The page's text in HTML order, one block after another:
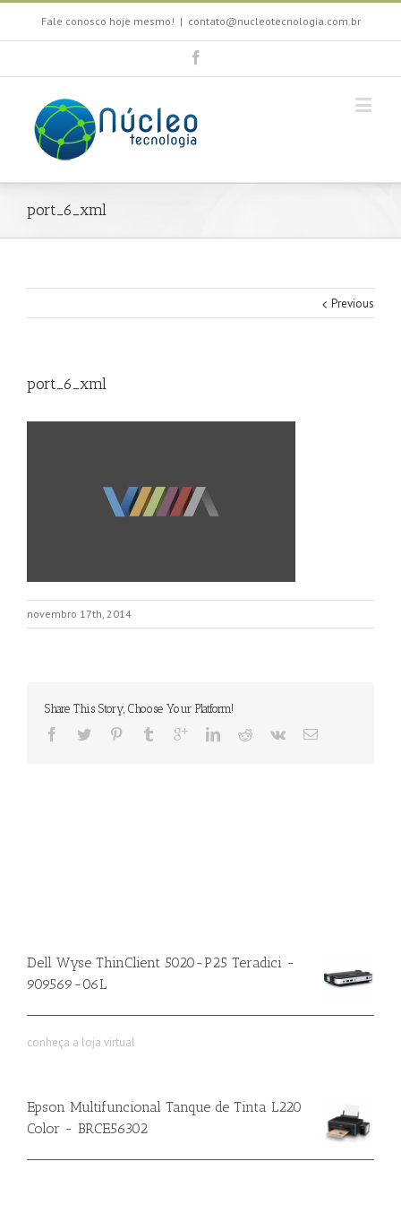
Fale conosco hoje mesmo! | contato@nucleotecnologia.com.br
port_6_xml
Previous
port_6_xml
novembro 17th, 2014
Share This Story, Choose Your Platform!
Dell Wyse ThinClient 5020-P25 Teradici -
909569-06L
conheça a loja virtual
Epson Multifuncional Tanque de Tinta L220
Color - BRCE56302